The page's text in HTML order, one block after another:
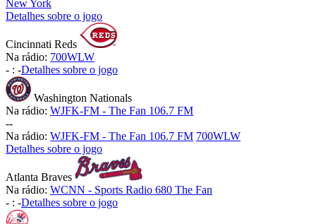
New York
Detalhes sobre o jogo
Cincinnati Reds
Na rádio: 700WLW
- : -Detalhes sobre o jogo
Washington Nationals
Na rádio: WJFK-FM - The Fan 106.7 FM
--
Na rádio: WJFK-FM - The Fan 106.7 FM 700WLW
Detalhes sobre o jogo
Atlanta Braves
Na rádio: WCNN - Sports Radio 680 The Fan
- : -Detalhes sobre o jogo